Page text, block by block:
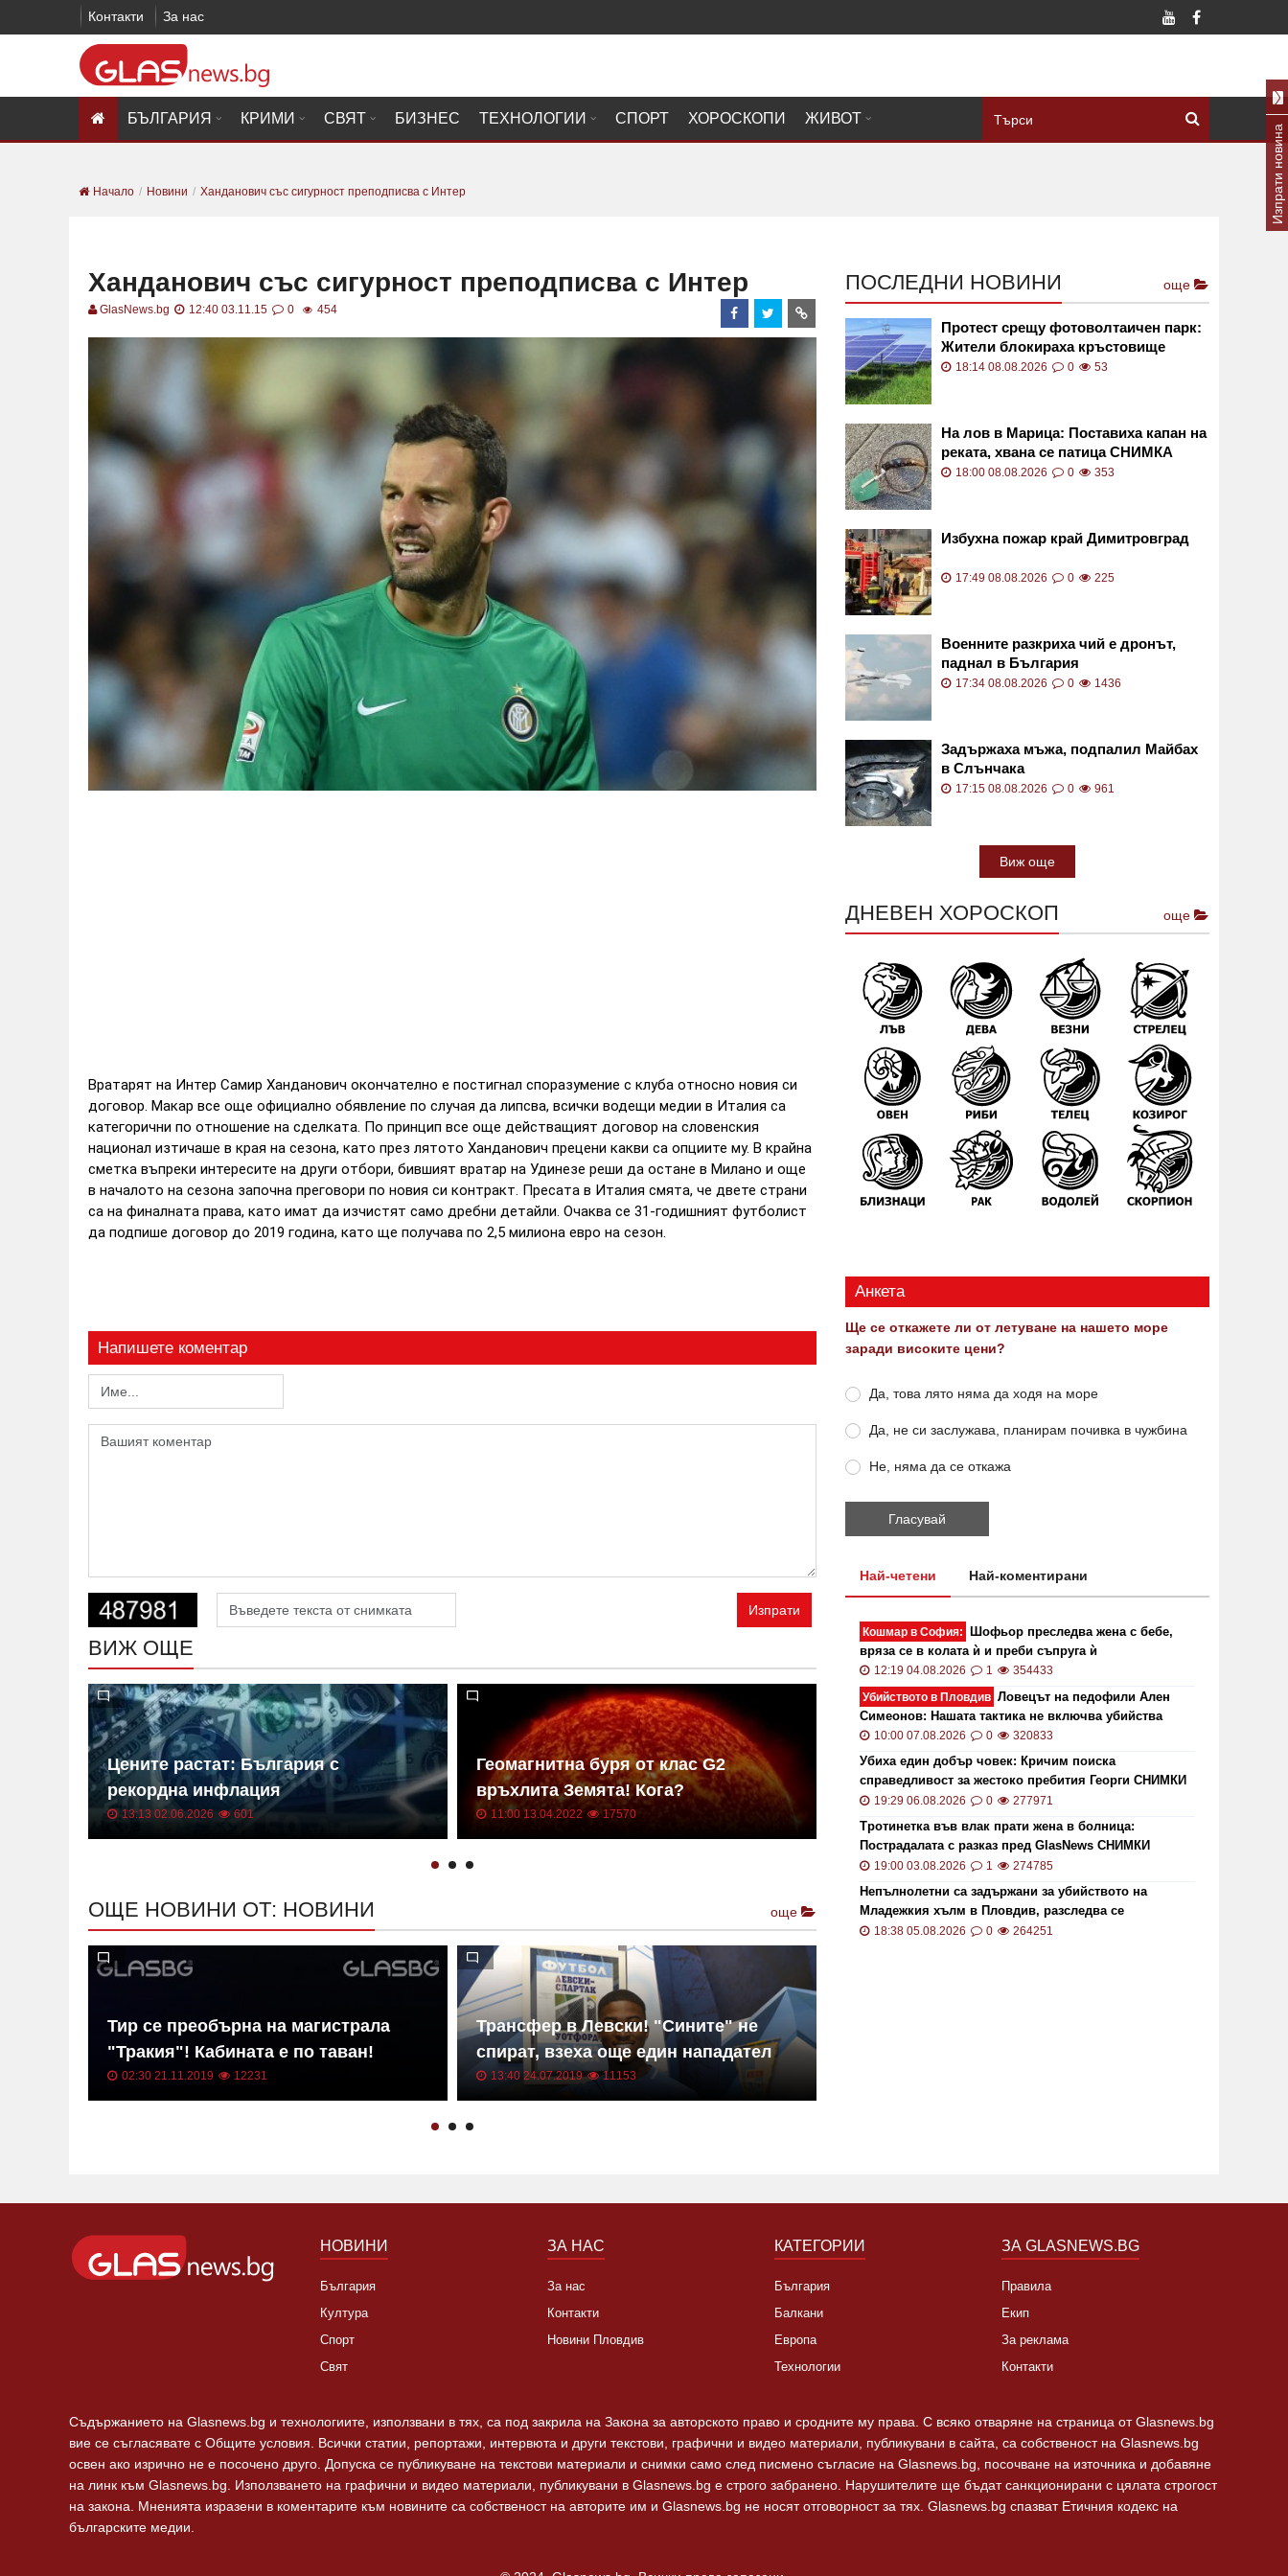
Контакти За нас
БЪЛГАРИЯ КРИМИ СВЯТ БИЗНЕС ТЕХНОЛОГИИ СПОРТ ХОРОСКОПИ ЖИВОТ
Начало Новини Ханданович със сигурност преподписва с Интер
Ханданович със сигурност преподписва с Интер
GlasNews.bg 12:40 03.11.15 0 454
Вратарят на Интер Самир Ханданович окончателно е постигнал споразумение с клуба относно новия си
договор. Макар все още официално обявление по случая да липсва, всички водещи медии в Италия са
категорични по отношение на сделката. По принцип все още действащият договор на словенския
национал изтичаше в края на сезона, като през лятото Ханданович прецени какви са опциите му. В крайна
сметка въпреки интересите на други отбори, бившият вратар на Удинезе реши да остане в Милано и още
в началото на сезона започна преговори по новия си контракт. Пресата в Италия смята, че двете страни
са на финалната права, като имат да изчистят само дребни детайли. Очаква се 31-годишният футболист
да подпише договор до 2019 година, като ще получава по 2,5 милиона евро на сезон.
Напишете коментар
Изпрати
ВИЖ ОЩЕ
Цените растат: България с
рекордна инфлация
13:13 02.06.2026 601
Геомагнитна буря от клас G2
връхлита Земята! Кога?
11:00 13.04.2022 17570
НОИ ще проверява за размера на
обезщетенията при безработица
ОЩЕ НОВИНИ ОТ: НОВИНИ още
Тир се преобърна на магистрала
"Тракия"! Кабината е по таван!
02:30 21.11.2019 12231
Трансфер в Левски! "Сините" не
спират, взеха още един нападател
13:40 24.07.2019 11153
ПОСЛЕДНИ НОВИНИ още
Протест срещу фотоволтаичен парк:
Жители блокираха кръстовище
18:14 08.08.2026 0 53
На лов в Марица: Поставиха капан на
реката, хвана се патица СНИМКА
18:00 08.08.2026 0 353
Избухна пожар край Димитровград
17:49 08.08.2026 0 225
Военните разкриха чий е дронът,
паднал в България
17:34 08.08.2026 0 1436
Задържаха мъжа, подпалил Майбах
в Слънчака
17:15 08.08.2026 0 961
Виж още
ДНЕВЕН ХОРОСКОП още
Анкета
Ще се откажете ли от летуване на нашето море
заради високите цени?
Да, това лято няма да ходя на море
Да, не си заслужава, планирам почивка в чужбина
Не, няма да се откажа
Най-четени Най-коментирани
Кошмар в София:
Шофьор преследва жена с бебе,
вряза се в колата ѝ и преби съпруга ѝ
12:19 04.08.2026 1
354433
Убийството в Пловдив Ловецът на педофили Ален
Симеонов: Нашата тактика не включва убийства
10:00 07.08.2026 0 320833
Убиха един добър човек: Кричим поиска
справедливост за жестоко пребития Георги СНИМКИ
и ВИДЕО
19:29 06.08.2026 0 277971
Тротинетка във влак прати жена в болница:
Пострадалата с разказ пред GlasNews СНИМКИ
19:00 03.08.2026 1 274785
Непълнолетни са задържани за убийството на
Младежкия хълм в Пловдив, разследва се
хомофобски мотив
18:38 05.08.2026 0 264251
Изпрати новина
НОВИНИ
България
Култура
Спорт
Свят
ЗА НАС
За нас
Контакти
Новини Пловдив
КАТЕГОРИИ
България
Балкани
Европа
Технологии
ЗА GLASNEWS.BG
Правила
Екип
За реклама
Контакти
Съдържанието на Glasnews.bg и технологиите, използвани в тях, са под закрила на Закона за авторското право и сродните му права. С всяко отваряне на страница от Glasnews.bg
вие се съгласявате с Общите условия. Всички статии, репортажи, интервюта и други текстови, графични и видео материали, публикувани в сайта, са собственост на Glasnews.bg
освен ако изрично не е посочено друго. Допуска се публикуване на текстови материали и снимки само след писмено съгласие на Glasnews.bg, посочване на източника и добавяне
на линк към Glasnews.bg. Използването на графични и видео материали, публикувани в Glasnews.bg е строго забранено. Нарушителите ще бъдат санкционирани с цялата строгост
на закона. Мненията изразени в коментарите към новините са собственост на авторите им и Glasnews.bg не носят отговорност за тях. Glasnews.bg спазват Етичния кодекс на
българските медии.